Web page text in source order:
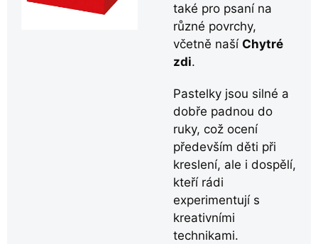
také pro psaní na
různé povrchy,
včetně naší Chytré
zdi.
Pastelky jsou silné a
dobře padnou do
ruky, což ocení
především děti při
kreslení, ale i dospělí,
kteří rádi
experimentují s
kreativními
technikami.